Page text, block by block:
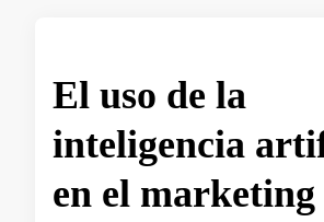
El uso de la
inteligencia
en el